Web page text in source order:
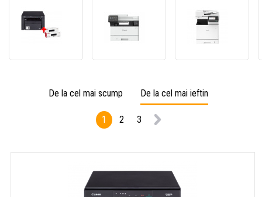
5252B034
EU
multifuncțională
laser
De la cel mai scump De la cel mai ieftin
1 2 3